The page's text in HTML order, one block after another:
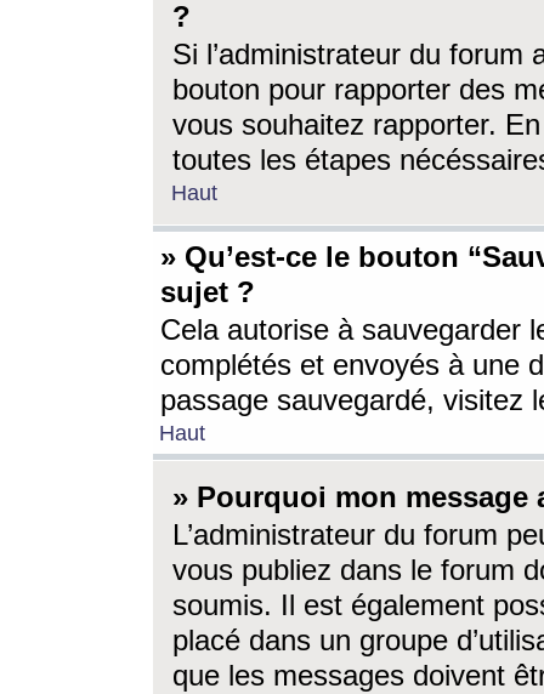
?
Si l’administrateur du forum
bouton pour rapporter des
vous souhaitez rapporter.
toutes les étapes
Haut
» Qu’est-ce le bouton
sujet ?
Cela autorise à sauvegarder
complétés et envoyés à une
passage sauvegardé, visitez
Haut
» Pourquoi mon message
L’administrateur du forum
vous publiez dans le forum
soumis. Il est également
placé dans un groupe
que les messages doivent